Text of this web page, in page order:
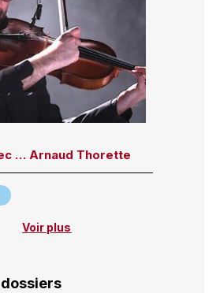
… Arnaud Thorette
Voir plus